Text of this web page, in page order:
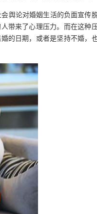
舆论对婚姻生活的负面宣传
带来了心理压力。而在这种
的日期，或者是坚持不婚，